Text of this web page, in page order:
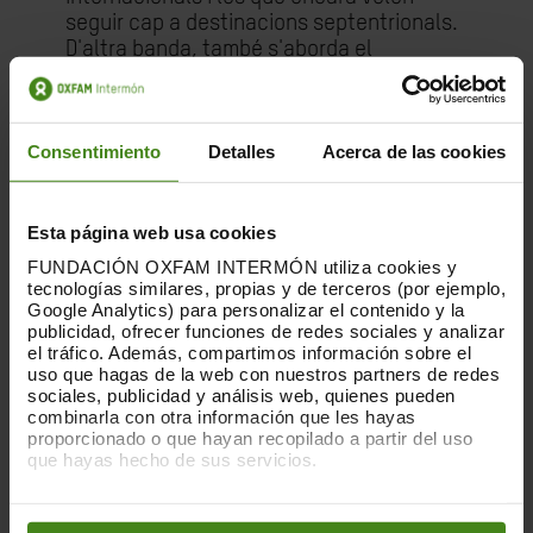
Consentimiento Detalles Acerca de las cookies
Esta página web usa cookies
FUNDACIÓN OXFAM INTERMÓN utiliza cookies y
tecnologías similares, propias y de terceros (por ejemplo,
Google Analytics) para personalizar el contenido y la
publicidad, ofrecer funciones de redes sociales y analizar
el tráfico. Además, compartimos información sobre el
uso que hagas de la web con nuestros partners de redes
sociales, publicidad y análisis web, quienes pueden
combinarla con otra información que les hayas
proporcionado o que hayan recopilado a partir del uso
que hayas hecho de sus servicios.
preferencias accediendo a nuestraPolítica de Cookieso
seguir cap a destinacions septentrionals.
D'altra banda, també s'aborda el
"fenomen de Kantché", unes mobilitats
femenines de Níger a Algèria que llancen
llum sobre com afecten les expulsions en
comunitats locals.
exemplifiquen el patiment que genera
aquesta política: "La meva dona
m'esperava a casa, però fins a dia d'avui
no sap on sóc. Vaig insistir en parlar amb
ella, però no em van deixar. Està
embarassada de dos mesos i només vull
dir-li que estic viu ", explica un migrant de
Costa d'Ivori al centre de trànsit de
l'Organització Internacional de les
Migracions a Agadez. Un altre, procedent
"El meu petit es va quedar allà (a Níger)